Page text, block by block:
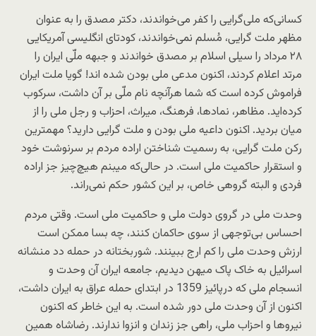
کسانی‌که ملی‌گرایی را کفر می‌خواندند، دکتر مصدق را به عنوان
مظهر ملت ‌گرایی، مُسلم نمی‌خواندند، کودتای انگلیسی آمریکایی
۲۸ مرداد را سیلی اسلام بر مصدق خواندند و جبهه ملّی ایران را
مرتد اعلام کردند، اکنون مدعی ملی‌ بودن شده اند! گویا ملت ایران
فراموش کرده است که شما هرآنچه نام ملّی بر آن داشت، سرکوب
کرده‌اید. مظاهر، نمادها، فرهنگ، میراث، احزاب و رجل‌ ملی را از
میان بردید. اکنون داعیه ملی‌ بودن و ملت گرایی دارید؟ مهمترین
رکن ملت گرایی، به رسمیت شناختن اراده مردم بر سرنوشت خود
و استقرار حاکمیت ملی است. در حالی‌که میبنم هیچ‌چیز جز اراده
فردی و البته گروهی خاص، بر این کشور حکم نمی‌راند.
وحدت ملی در گروی دولت ملی و حاکمیت ملی است. وقتی مردم
احساس بی‌توجهی از سوی حاکمان کنند، چه بسا ممکن است
ارزش وحدت ملی را کم‌ ارج ببینند. شوربختانه در حمله دد منشانه
اسرائیل به خاک پاک میهن دیدیم، جامعه ایران آن وحدت و
انسجام ملی که درپائیز 1359 در ابتدای حمله عراق به ایران داشت،
اکنون از آن وحدت ملی دور شده است. به این خاطر که اکنون
نیروها و احزاب ملی، راهی جز زندان و انزوا ندارند. رضاشاه همین